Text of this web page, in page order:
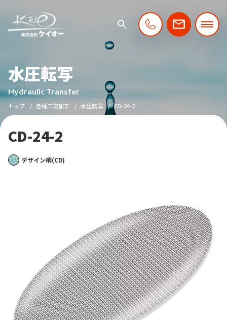
水圧転写
Hydraulic Transfer
トップ 各種二次加工 水圧転写 CD-24-2
CD-24-2
デザイン柄(CD)